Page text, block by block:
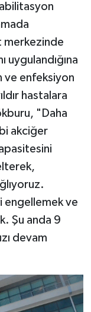
merkezinde
ve enfeksiyon
hastalara
"Daha
akciğer
engellemek ve
Şu anda 9
devam